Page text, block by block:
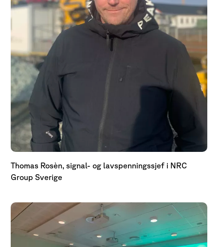
Thomas Rosèn, signal- og lavspenningssjef i NRC
Group Sverige